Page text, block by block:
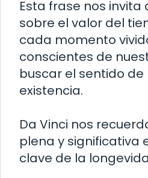
Esta frase nos invita
sobre el valor del
cada momento
conscientes de
buscar el sentido de
existencia.
Da Vinci nos
plena y significativa
clave de la